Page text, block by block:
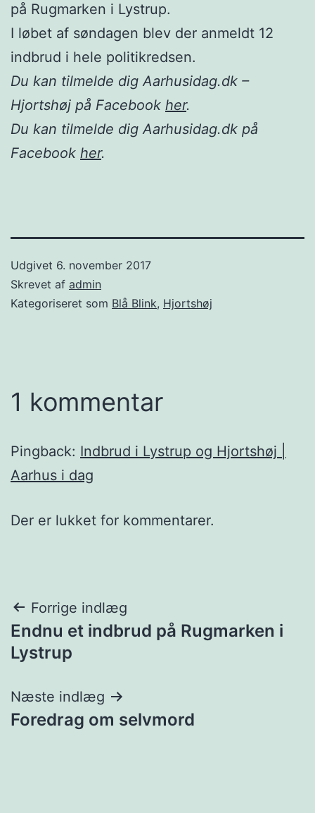
på Rugmarken i Lystrup.
I løbet af søndagen blev der anmeldt 12
indbrud i hele politikredsen.
Du kan tilmelde dig Aarhusidag.dk –
Hjortshøj på Facebook her.
Du kan tilmelde dig Aarhusidag.dk på
Facebook her.
Udgivet 6. november 2017
Skrevet af admin
Kategoriseret som Blå Blink, Hjortshøj
1 kommentar
Pingback: Indbrud i Lystrup og Hjortshøj |
Aarhus i dag
Der er lukket for kommentarer.
Indlægsnavigation
Forrige indlæg
Endnu et indbrud på Rugmarken i
Lystrup
Næste indlæg
Foredrag om selvmord